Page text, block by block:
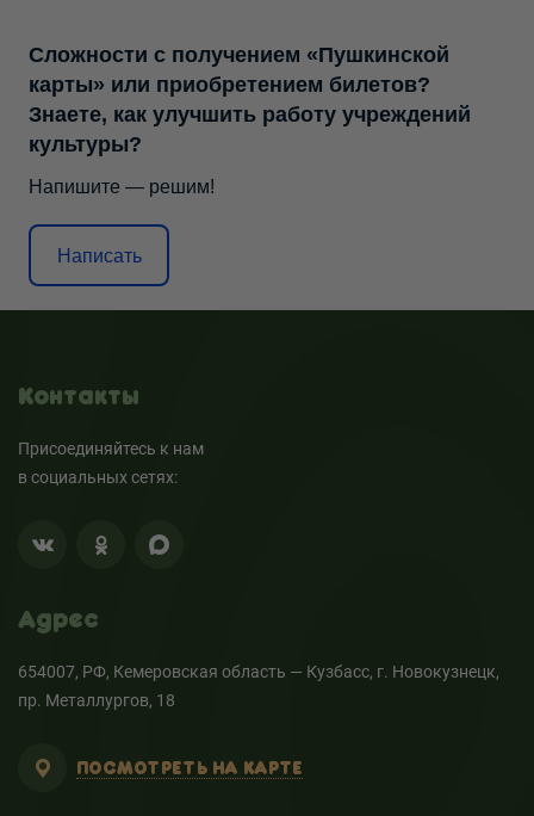
Сложности с получением «Пушкинской
карты» или приобретением билетов?
Знаете, как улучшить работу учреждений
культуры?
Напишите — решим!
Написать
Контакты
Присоединяйтесь к нам
в социальных сетях:
Адрес
654007, РФ, Кемеровская область — Кузбасс, г. Новокузнецк,
пр. Металлургов, 18
ПОСМОТРЕТЬ НА КАРТЕ